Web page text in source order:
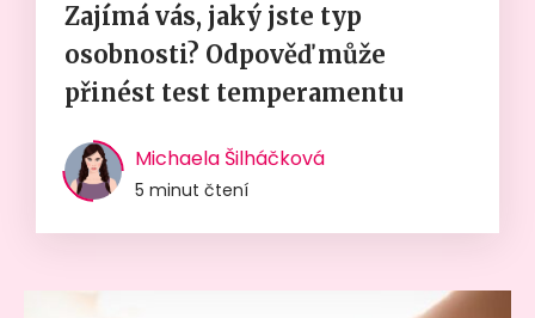
Zajímá vás, jaký jste typ
osobnosti? Odpověď může
přinést test temperamentu
Michaela Šilháčková
5 minut čtení